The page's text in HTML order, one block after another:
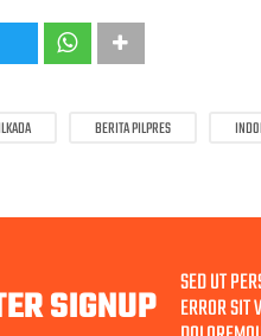
BERITA PILPRES
SIGNUP SED UT
ERROR SIT